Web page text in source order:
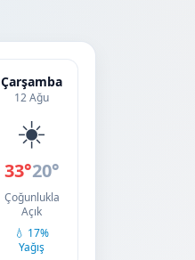
Çarşamba
12 Ağu
☀️
33°20°
Çoğunlukla
Açık
💧 17%
Yağış